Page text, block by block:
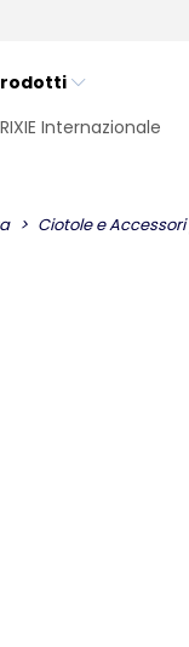
Internazionale
Ciotole e